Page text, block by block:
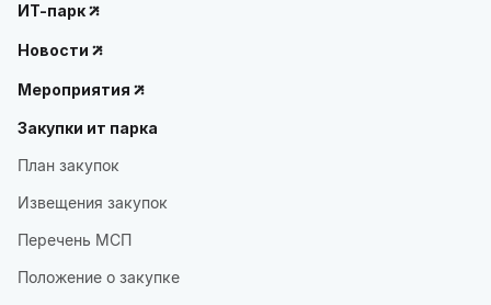
ИТ-парк
Новости
Мероприятия
Закупки ит парка
План закупок
Извещения закупок
Перечень МСП
Положение о закупке